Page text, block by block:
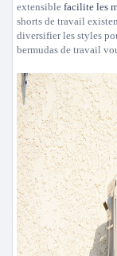
extensible facilite les
shorts de travail
diversifier les styles
bermudas de travail